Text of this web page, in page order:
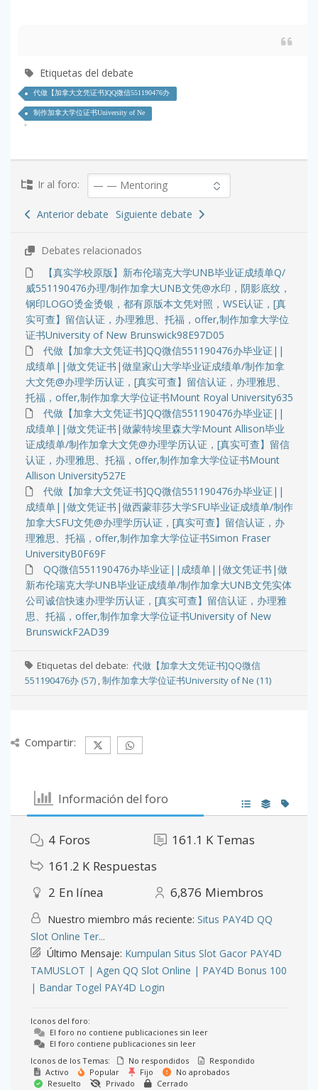
Etiquetas del debate
代做【加拿大文凭证书]QQ微信551190476办
制作加拿大学位证书University of Ne
Ir al foro:
Anterior debate Siguiente debate
Debates relacionados
【真实学校原版】新布伦瑞克大学UNB毕业证成绩单Q/
威551190476办理/制作加拿大UNB文凭@水印，阴影底纹，
钢印LOGO烫金烫银，都有原版本文凭对照，WSE认证，[真
实可查】留信认证，办理雅思、托福，offer,制作加拿大学位
证书University of New Brunswick98E97D05
代做【加拿大文凭证书]QQ微信551190476办毕业证||
成绩单||做文凭证书|做皇家山大学毕业证成绩单/制作加拿
大文凭@办理学历认证，[真实可查】留信认证，办理雅思、
托福，offer,制作加拿大学位证书Mount Royal University635
代做【加拿大文凭证书]QQ微信551190476办毕业证||
成绩单||做文凭证书|做蒙特埃里森大学Mount Allison毕业
证成绩单/制作加拿大文凭@办理学历认证，[真实可查】留信
认证，办理雅思、托福，offer,制作加拿大学位证书Mount
Allison University527E
代做【加拿大文凭证书]QQ微信551190476办毕业证||
成绩单||做文凭证书|做西蒙菲莎大学SFU毕业证成绩单/制作
加拿大SFU文凭@办理学历认证，[真实可查】留信认证，办
理雅思、托福，offer,制作加拿大学位证书Simon Fraser
UniversityB0F69F
QQ微信551190476办毕业证||成绩单||做文凭证书|做
新布伦瑞克大学UNB毕业证成绩单/制作加拿大UNB文凭实体
公司诚信快速办理学历认证，[真实可查】留信认证，办理雅
思、托福，offer,制作加拿大学位证书University of New
BrunswickF2AD39
Etiquetas del debate: 代做【加拿大文凭证书]QQ微信
551190476办 (57) , 制作加拿大学位证书University of Ne (11)
Compartir:
Información del foro
4 Foros 161.1 K Temas
161.2 K Respuestas
2 En línea 6,876 Miembros
Nuestro miembro más reciente: Situs PAY4D QQ
Slot Online Ter...
Último Mensaje: Kumpulan Situs Slot Gacor PAY4D
TAMUSLOT | Agen QQ Slot Online | PAY4D Bonus 100
| Bandar Togel PAY4D Login
Iconos del foro:
El foro no contiene publicaciones sin leer
El foro contiene publicaciones sin leer
Iconos de los Temas:
No respondidos
Respondido
Activo
Popular Fijo
No aprobados
Resuelto
Privado Cerrado